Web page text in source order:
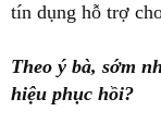
tín dụng hỗ trợ
Theo ý bà, sớm
hiệu phục hồi?